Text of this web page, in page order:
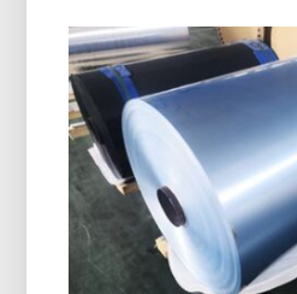
Grado Marino
Alluminio
Scopri come funziona il
piastra in alluminio
eccezionali negli scafi,
offshore con un
durata, e design